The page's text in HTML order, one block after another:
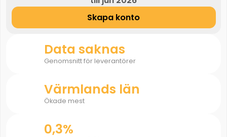
Skapa konto
Data saknas
Genomsnitt för leverantörer
Värmlands län
Ökade mest
0,3%